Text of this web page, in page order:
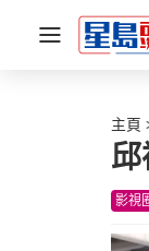
主頁
邱
影視